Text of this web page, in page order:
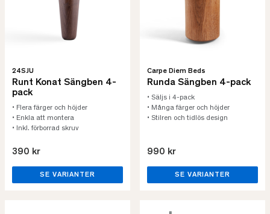
24SJU
Runt Konat Sängben 4-
pack
• Flera färger och höjder
• Enkla att montera
• Inkl. förborrad skruv
390 kr
SE VARIANTER
Carpe Diem Beds
Runda Sängben 4-pack
• Säljs i 4-pack
• Många färger och höjder
• Stilren och tidlös design
990 kr
SE VARIANTER